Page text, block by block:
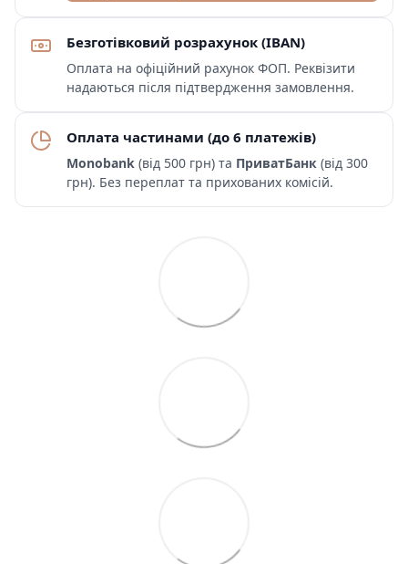
Безготівковий розрахунок (IBAN)
Оплата на офіційний рахунок ФОП. Реквізити
надаються після підтвердження замовлення.
Оплата частинами (до 6 платежів)
Monobank (від 500 грн) та ПриватБанк (від 300
грн). Без переплат та прихованих комісій.